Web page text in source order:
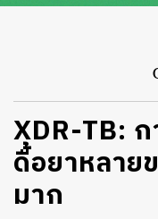
XDR-TB:
ดื้อยาหลาย
มาก